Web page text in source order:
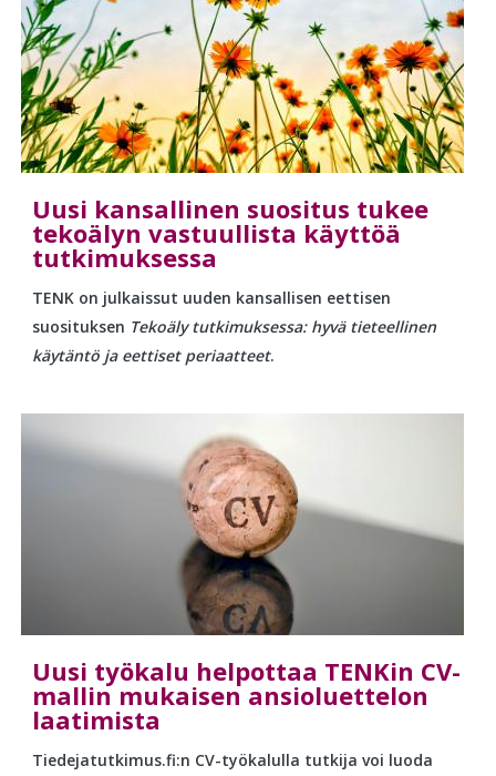
Uusi kansallinen suositus tukee
tekoälyn vastuullista käyttöä
tutkimuksessa
TENK on julkaissut uuden kansallisen eettisen
suosituksen Tekoäly tutkimuksessa: hyvä tieteellinen
käytäntö ja eettiset periaatteet.
Uusi työkalu helpottaa TENKin CV-
mallin mukaisen ansioluettelon
laatimista
Tiedejatutkimus.fi:n CV-työkalulla tutkija voi luoda